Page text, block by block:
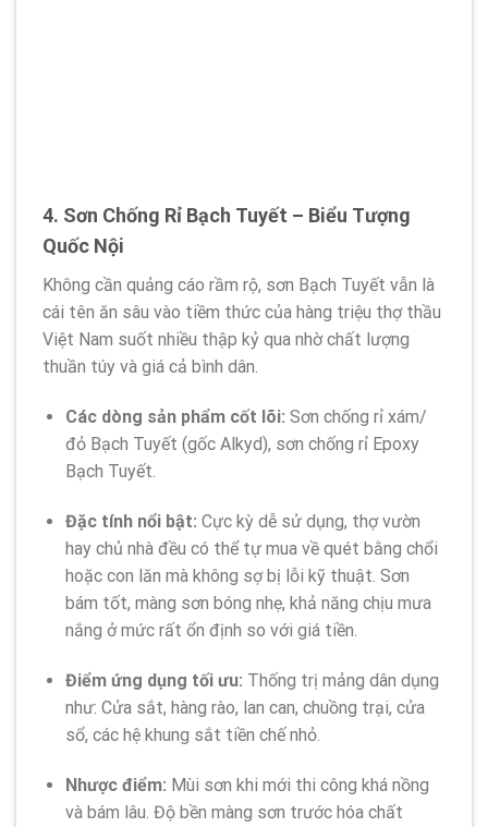
4. Sơn Chống Rỉ Bạch Tuyết – Biểu Tượng
Quốc Nội
Không cần quảng cáo rầm rộ, sơn Bạch Tuyết vẫn là
cái tên ăn sâu vào tiềm thức của hàng triệu thợ thầu
Việt Nam suốt nhiều thập kỷ qua nhờ chất lượng
thuần túy và giá cả bình dân.
Các dòng sản phẩm cốt lõi: Sơn chống rỉ xám/
đỏ Bạch Tuyết (gốc Alkyd), sơn chống rỉ Epoxy
Bạch Tuyết.
Đặc tính nổi bật: Cực kỳ dễ sử dụng, thợ vườn
hay chủ nhà đều có thể tự mua về quét bằng chổi
hoặc con lăn mà không sợ bị lỗi kỹ thuật. Sơn
bám tốt, màng sơn bóng nhẹ, khả năng chịu mưa
nắng ở mức rất ổn định so với giá tiền.
Điểm ứng dụng tối ưu: Thống trị mảng dân dụng
như: Cửa sắt, hàng rào, lan can, chuồng trại, cửa
sổ, các hệ khung sắt tiền chế nhỏ.
Nhược điểm: Mùi sơn khi mới thi công khá nồng
và bám lâu. Độ bền màng sơn trước hóa chất